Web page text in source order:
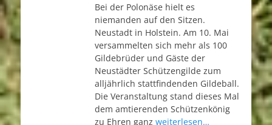
Bei der Polonäse hielt es
niemanden auf den Sitzen.
Neustadt in Holstein. Am 10. Mai
versammelten sich mehr als 100
Gildebrüder und Gäste der
Neustädter Schützengilde zum
alljährlich stattfindenden Gildeball.
Die Veranstaltung stand dieses Mal
dem amtierenden Schützenkönig
zu Ehren ganz weiterlesen…